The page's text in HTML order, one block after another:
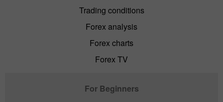
Trading conditions
Forex analysis
Forex charts
Forex TV
For Beginners